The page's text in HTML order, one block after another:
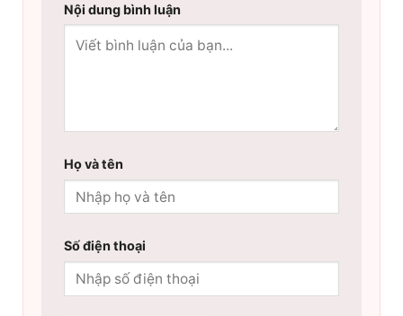
Nội dung bình luận
Họ và tên
Số điện thoại